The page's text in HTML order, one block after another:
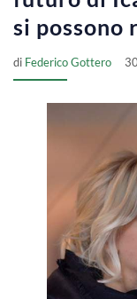
si
di Federico Gottero